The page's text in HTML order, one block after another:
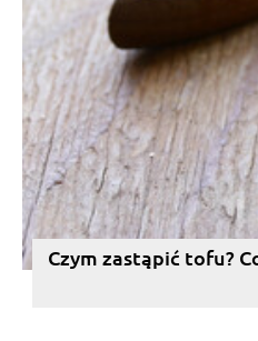
Czym zastąpić tofu?